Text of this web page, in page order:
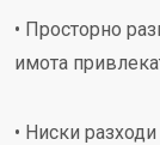
• Просторно
имота
• Ниски